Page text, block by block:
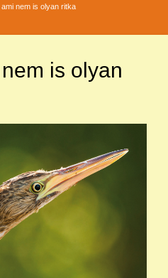
nem is olyan ritka
is olyan